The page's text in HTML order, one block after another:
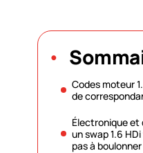
Codes moteur
de
Électronique et
un swap 1.6
pas à